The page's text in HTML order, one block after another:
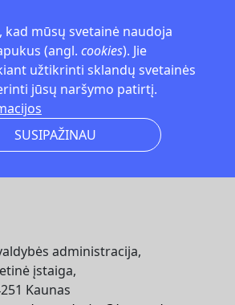
mūsų svetainė naudoja
(angl. cookies). Jie
užtikrinti sklandų svetainės
jūsų naršymo patirtį.
SUSIPAŽINAU
administracija,
įstaiga,
Kaunas